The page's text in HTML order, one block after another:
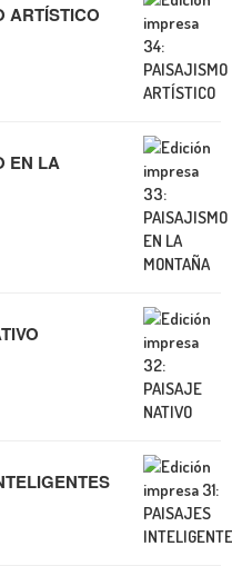
ARTÍSTICO
EN LA